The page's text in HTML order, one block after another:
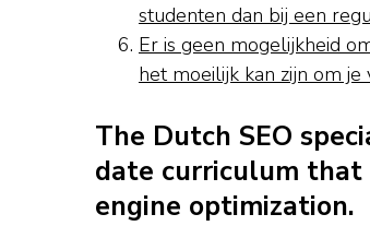
studenten dan bij een
Er is geen mogelijkheid
het moeilijk kan zijn om
The Dutch SEO
date curriculum
engine optimization.